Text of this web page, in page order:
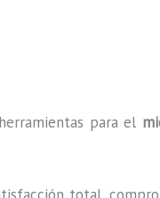
para el